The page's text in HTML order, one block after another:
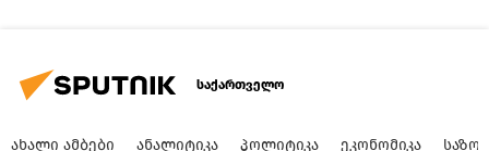
საქართველო
ᲐᲮᲐᲚᲘ ᲐᲛᲑᲔᲑᲘ ᲐᲜᲐᲚᲘᲢᲘᲙᲐ ᲞᲝᲚᲘᲢᲘᲙᲐ ᲔᲙᲝᲜᲝᲛᲘᲙᲐ